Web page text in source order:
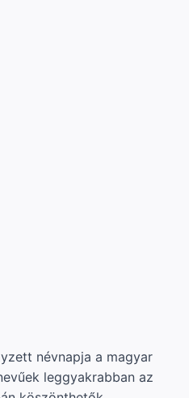
névnapja a magyar
leggyakrabban az